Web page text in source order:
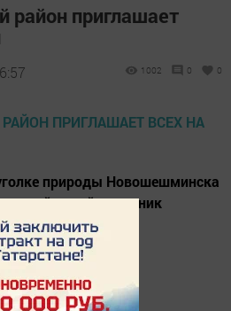
приглашает
1002 0 0
природы Новошешминска
районный праздник